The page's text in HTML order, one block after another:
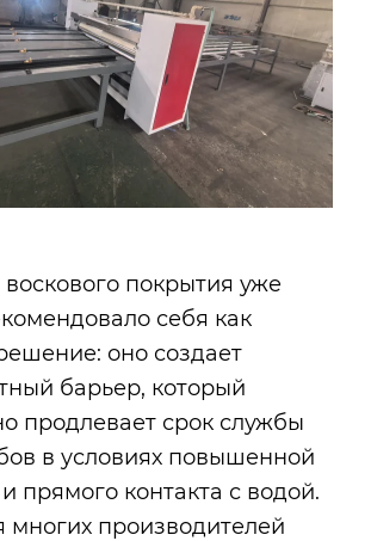
покрытия уже
себя как
оно создает
барьер, который
продлевает срок службы
в условиях повышенной
прямого контакта с водой.
многих производителей